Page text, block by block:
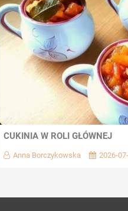
CUKINIA W ROLI GŁÓWNEJ
Anna Borczykowska 2026-